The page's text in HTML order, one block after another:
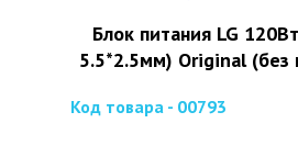
Блок питания LG
5.5*2.5мм) Original (без
Код товара - 00793